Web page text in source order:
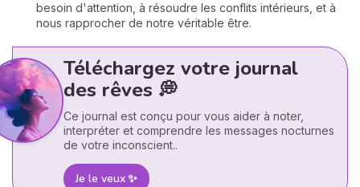
besoin d'attention, à résoudre les conflits intérieurs, et à
nous rapprocher de notre véritable être.
Téléchargez votre journal
des rêves 💭
Ce journal est conçu pour vous aider à noter,
interpréter et comprendre les messages nocturnes
de votre inconscient..
Je le veux ✨